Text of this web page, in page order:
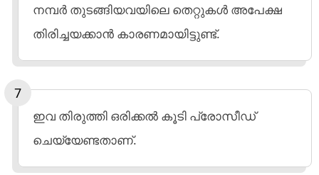
നമ്പർ തുടങ്ങിയവയിലെ തെറ്റുകൾ അപേക്ഷ
തിരിച്ചയക്കാൻ കാരണമായിട്ടുണ്ട്.
ഇവ തിരുത്തി ഒരിക്കൽ കൂടി പ്രോസീഡ്
ചെയ്യേണ്ടതാണ്.